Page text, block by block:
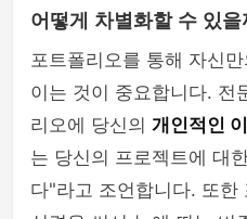
어떻게 차별화할 수 있을
포트폴리오를 통해 자신
이는 것이 중요합니다. 전
리오에 당신의 개인적인 이
는 당신의 프로젝트에 대
다"라고 조언합니다. 또한